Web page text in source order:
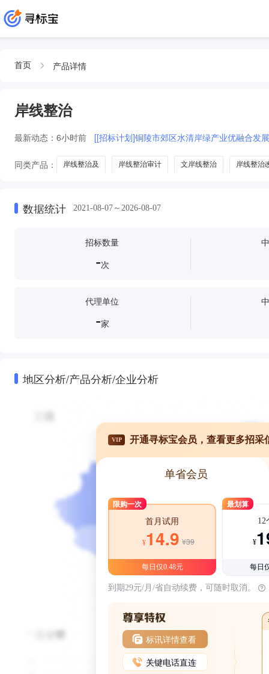
首页 产品详情
岸线整治
最新动态： 6小时前 [[招标计划]铜陵市郊区水清岸绿产业优融合发
同类产品： 岸线整治及 岸线整治审计 文岸线整治 岸线整治
数据统计 2021-08-07～2026-08-07
招标数量
-次
代理单位
-家
地区分析/产品分析/企业分析
VIP 开通寻标宝会员，查看更多招采
单省会员
限购一次
首月试用
¥14.9 ¥39
每日仅0.48元
最划算
12
¥
每日
到期29元/月/省自动续费，可随时取消。
标讯详情查看
关键电话直连